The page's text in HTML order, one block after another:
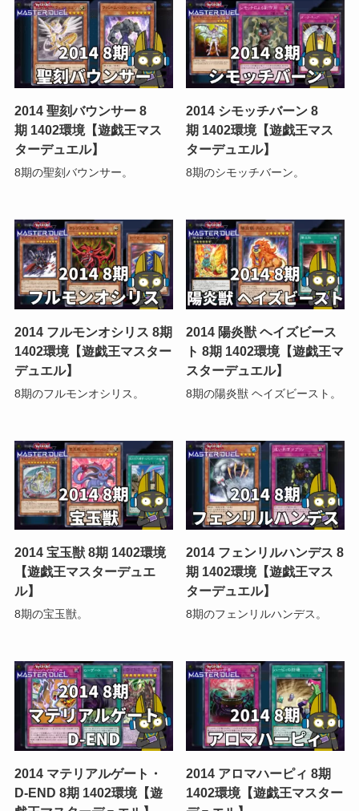
2014 聖刻バウンサー 8
期 1402環境【遊戯王マス
ターデュエル】
8期の聖刻バウンサー。
2014 シモッチバーン 8
期 1402環境【遊戯王マス
ターデュエル】
8期のシモッチバーン。
2014 フルモンオシリス 8期
1402環境【遊戯王マスター
デュエル】
8期のフルモンオシリス。
2014 陽炎獣 ヘイズビース
ト 8期 1402環境【遊戯王マ
スターデュエル】
8期の陽炎獣 ヘイズビースト。
2014 宝玉獣 8期 1402環境
【遊戯王マスターデュエ
ル】
8期の宝玉獣。
2014 フェンリルハンデス 8
期 1402環境【遊戯王マス
ターデュエル】
8期のフェンリルハンデス。
2014 マテリアルゲート・
D-END 8期 1402環境【遊
2014 アロマハーピィ 8期
1402環境【遊戯王マスター